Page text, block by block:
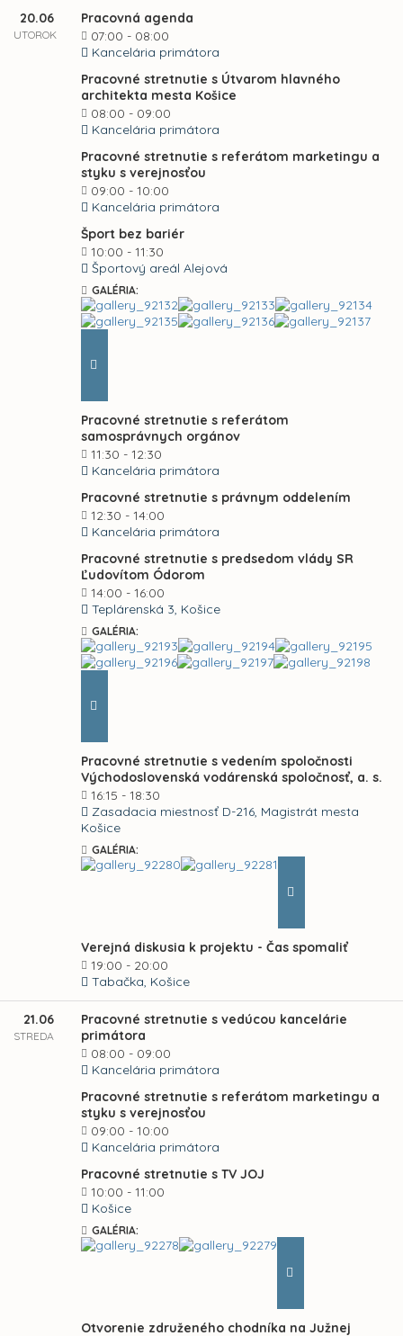
20.06
UTOROK
Pracovná agenda
07:00 - 08:00
Kancelária primátora
Pracovné stretnutie s Útvarom hlavného
architekta mesta Košice
08:00 - 09:00
Kancelária primátora
Pracovné stretnutie s referátom marketingu a
styku s verejnosťou
09:00 - 10:00
Kancelária primátora
Šport bez bariér
10:00 - 11:30
Športový areál Alejová
GALÉRIA:
Pracovné stretnutie s referátom
samosprávnych orgánov
11:30 - 12:30
Kancelária primátora
Pracovné stretnutie s právnym oddelením
12:30 - 14:00
Kancelária primátora
Pracovné stretnutie s predsedom vlády SR
Ľudovítom Ódorom
14:00 - 16:00
Teplárenská 3, Košice
GALÉRIA:
Pracovné stretnutie s vedením spoločnosti
Východoslovenská vodárenská spoločnosť, a. s.
16:15 - 18:30
Zasadacia miestnosť D-216, Magistrát mesta
Košice
GALÉRIA:
Verejná diskusia k projektu - Čas spomaliť
19:00 - 20:00
Tabačka, Košice
21.06
STREDA
Pracovné stretnutie s vedúcou kancelárie
primátora
08:00 - 09:00
Kancelária primátora
Pracovné stretnutie s referátom marketingu a
styku s verejnosťou
09:00 - 10:00
Kancelária primátora
Pracovné stretnutie s TV JOJ
10:00 - 11:00
Košice
GALÉRIA:
Otvorenie združeného chodníka na Južnej